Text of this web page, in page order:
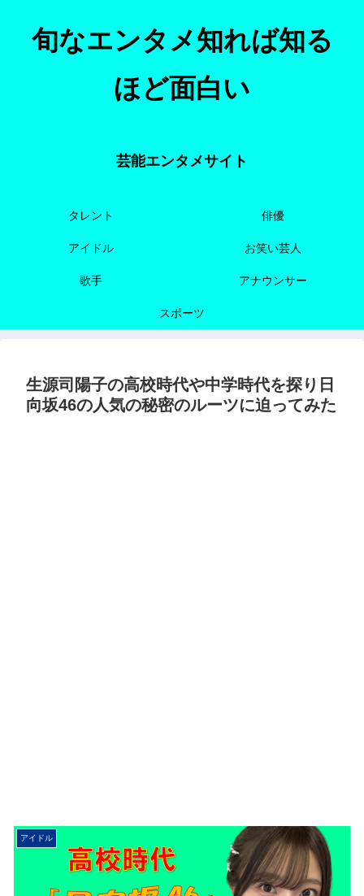
旬なエンタメ知れば知る
ほど面白い
芸能エンタメサイト
タレント 俳優
アイドル お笑い芸人
歌手 アナウンサー
スポーツ
生源司陽子の高校時代や中学時代を探り日
向坂46の人気の秘密のルーツに迫ってみた
アイドル